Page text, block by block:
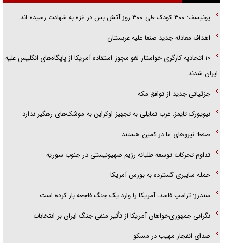
اهل خدمت بی‌منت بود
یونیسف: ۳۰۰ کودک طی ۳۰۰ روز آتش بس در غزه به شهادت رسیده اند
اهداف معادله جدید صنعا علیه عربستان
۱۰ اتحادیه کارگری خواستار لغو مجوز استفاده آمریکا از پایگاه‌های انگلیس علیه
ایران شدند
جزئیاتی جدید از توافق مکه
نیویورک تایمز: غرب تمایلی به تجهیز اوکراین به موشک‌های رهگیر ندارد
صنعا: نیروهای ما در کمین‌ هستند
تداوم تحرکات توسعه طلبانه رژیم صهیونیستی در جنوب سوریه
حمله سایبری گسترده به بورس آمریکا
سندرز: ترامپ فاسد، آمریکا را وارد یک جنگ فاجعه بار کرده است
نگرانی جمهوری‌خواهان آمریکا از تأثیر منفی جنگ ایران بر انتخابات
صدای انفجار مهیب در مسکو